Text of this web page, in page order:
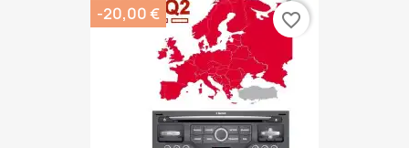
-20,00 € favorite_border